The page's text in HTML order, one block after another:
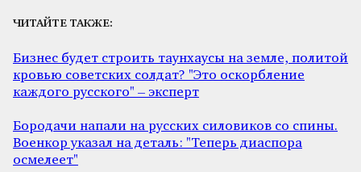
ЧИТАЙТЕ ТАКЖЕ:
Бизнес будет строить таунхаусы на земле, политой
кровью советских солдат? "Это оскорбление
каждого русского" – эксперт
Бородачи напали на русских силовиков со спины.
Военкор указал на деталь: "Теперь диаспора
осмелеет"